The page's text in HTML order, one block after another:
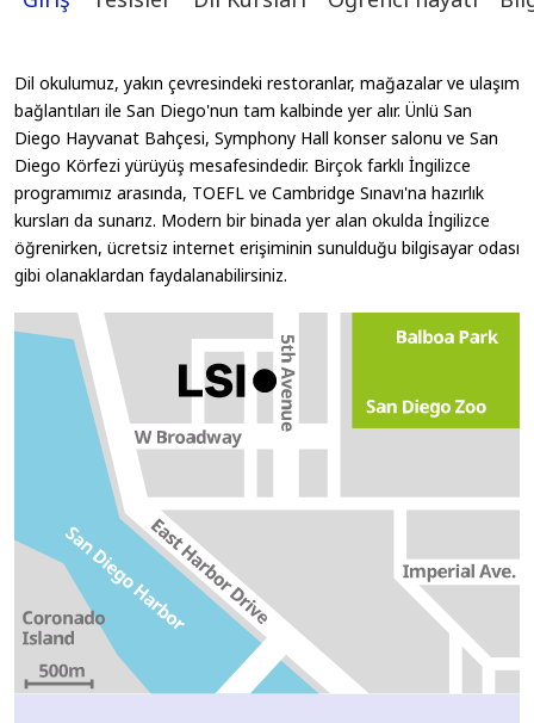
Dil okulumuz, yakın çevresindeki restoranlar, mağazalar ve ulaşım
bağlantıları ile San Diego'nun tam kalbinde yer alır. Ünlü San
Diego Hayvanat Bahçesi, Symphony Hall konser salonu ve San
Diego Körfezi yürüyüş mesafesindedir. Birçok farklı İngilizce
programımız arasında, TOEFL ve Cambridge Sınavı'na hazırlık
kursları da sunarız. Modern bir binada yer alan okulda İngilizce
öğrenirken, ücretsiz internet erişiminin sunulduğu bilgisayar odası
gibi olanaklardan faydalanabilirsiniz.